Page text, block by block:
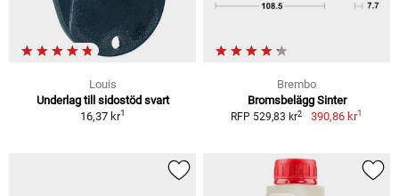
Louis
Underlag till sidostöd svart
16,37 kr1
Brembo
Bromsbelägg Sinter
RFP 529,83 kr2 390,86 kr1